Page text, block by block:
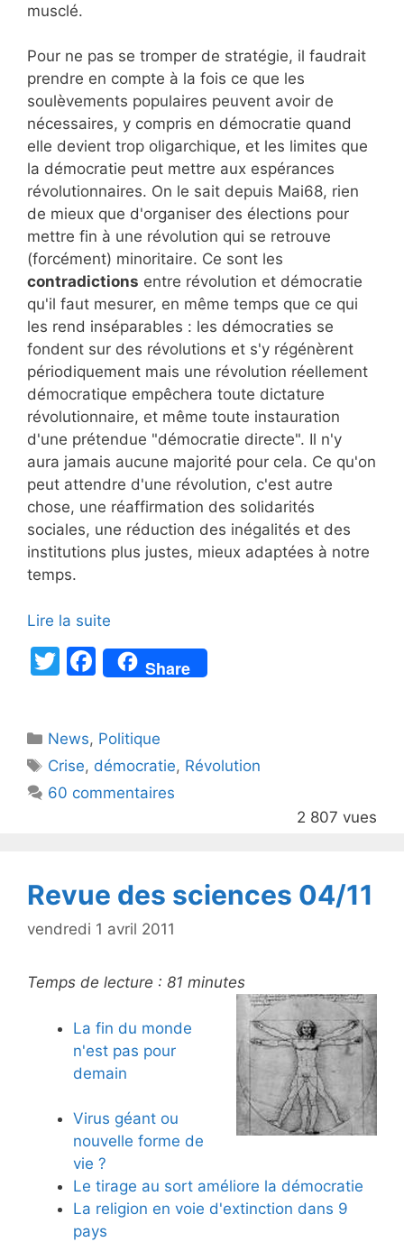
musclé.
Pour ne pas se tromper de stratégie, il faudrait
prendre en compte à la fois ce que les
soulèvements populaires peuvent avoir de
nécessaires, y compris en démocratie quand
elle devient trop oligarchique, et les limites que
la démocratie peut mettre aux espérances
révolutionnaires. On le sait depuis Mai68, rien
de mieux que d'organiser des élections pour
mettre fin à une révolution qui se retrouve
(forcément) minoritaire. Ce sont les
contradictions entre révolution et démocratie
qu'il faut mesurer, en même temps que ce qui
les rend inséparables : les démocraties se
fondent sur des révolutions et s'y régénèrent
périodiquement mais une révolution réellement
démocratique empêchera toute dictature
révolutionnaire, et même toute instauration
d'une prétendue "démocratie directe". Il n'y
aura jamais aucune majorité pour cela. Ce qu'on
peut attendre d'une révolution, c'est autre
chose, une réaffirmation des solidarités
sociales, une réduction des inégalités et des
institutions plus justes, mieux adaptées à notre
temps.
Lire la suite
T
er
F
a
e
b
o
Share
Catégories
News, Politique
Étiquettes
Crise, démocratie, Révolution
60 commentaires
2 807 vues
Revue des sciences 04/11
vendredi 1 avril 2011
Temps de lecture : 81 minutes
La fin du monde
n'est pas pour
demain
Virus géant ou
nouvelle forme de
vie ?
Le tirage au sort améliore la démocratie
La religion en voie d'extinction dans 9
pays